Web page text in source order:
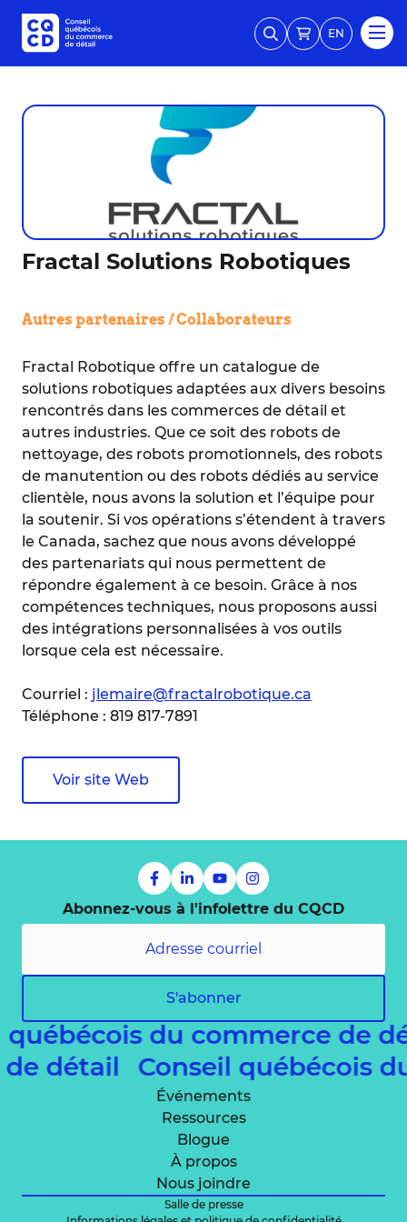
EN
Fractal Solutions Robotiques
Autres partenaires / Collaborateurs
Fractal Robotique offre un catalogue de
solutions robotiques adaptées aux divers besoins
rencontrés dans les commerces de détail et
autres industries. Que ce soit des robots de
nettoyage, des robots promotionnels, des robots
de manutention ou des robots dédiés au service
clientèle, nous avons la solution et l’équipe pour
la soutenir. Si vos opérations s’étendent à travers
le Canada, sachez que nous avons développé
des partenariats qui nous permettent de
répondre également à ce besoin. Grâce à nos
compétences techniques, nous proposons aussi
des intégrations personnalisées à vos outils
lorsque cela est nécessaire.
Courriel : jlemaire@fractalrobotique.ca
Téléphone : 819 817-7891
Voir site Web
Abonnez-vous à l'infolettre du CQCD
S'abonner
québécois du commerce de
de détail
Conseil québécois
Événements
Ressources
Blogue
À propos
Nous joindre
Salle de presse